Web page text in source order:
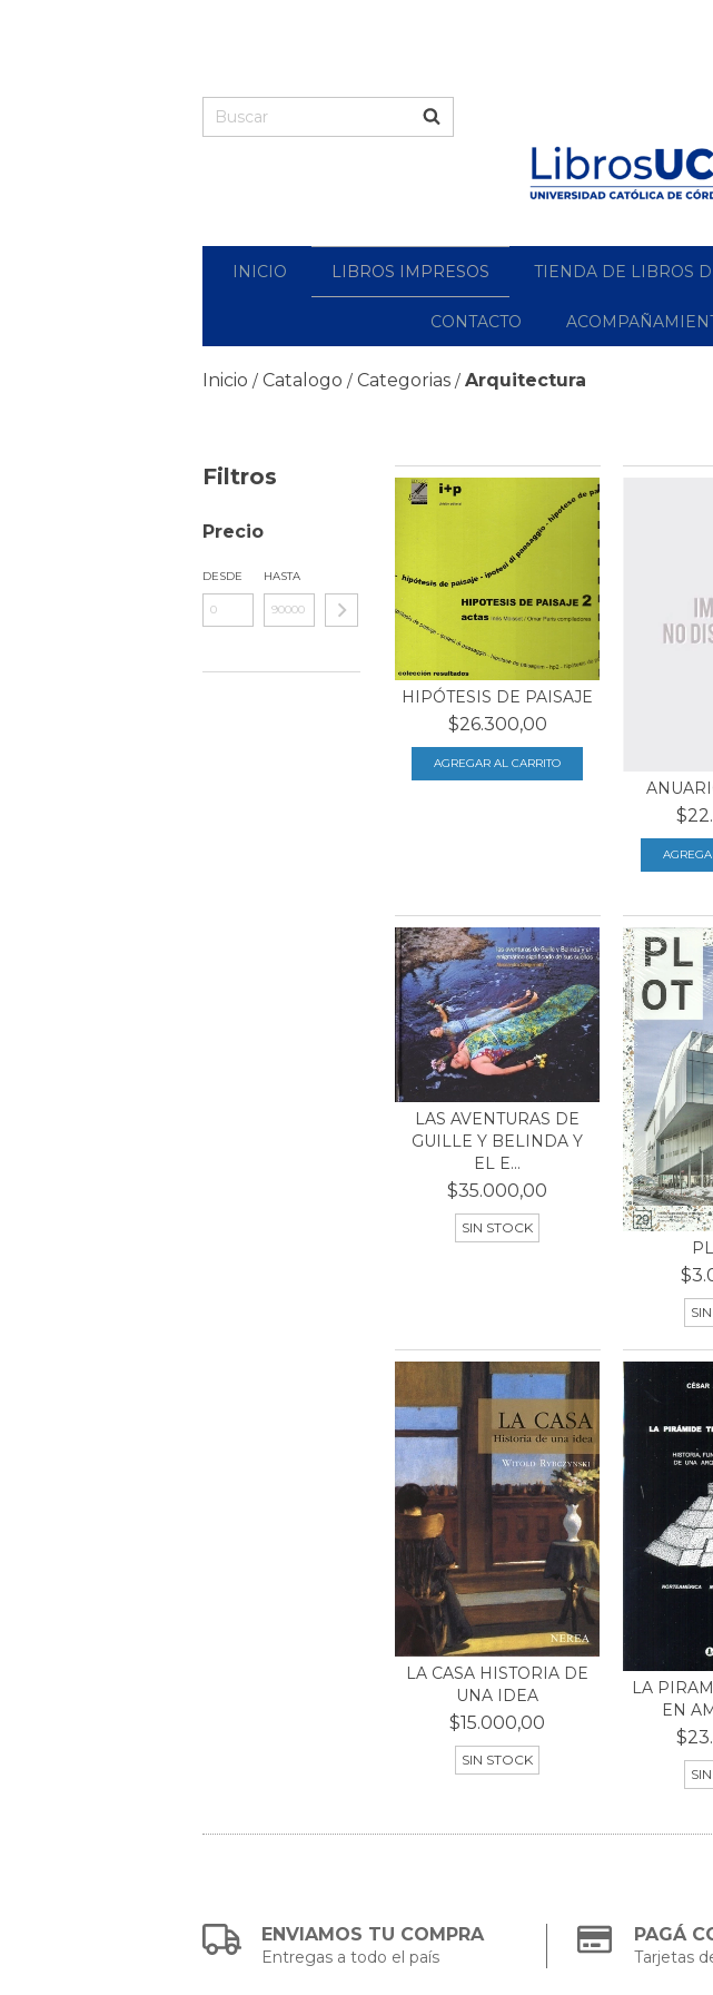
INICIO LIBROS IMPRESOS TIENDA DE LIBROS
CONTACTO
Inicio / Catalogo / Categorias / Arquitectura
Filtros
Precio
DESDE HASTA
HIPÓTESIS DE PAISAJE
$26.300,00
LAS AVENTURAS DE
GUILLE Y BELINDA Y
EL E...
$35.000,00
SIN STOCK
LA CASA HISTORIA DE
UNA IDEA
$15.000,00
SIN STOCK
LA
EN
ENVIAMOS TU COMPRA
Entregas a todo el país
PAGÁ
Tarjetas